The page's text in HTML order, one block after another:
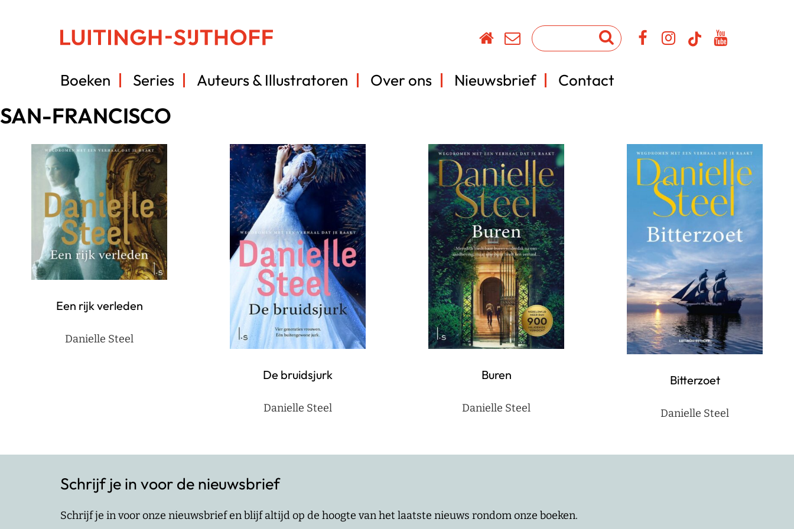
Boeken Series Auteurs & Illustratoren Over ons Nieuwsbrief Contact
SAN-FRANCISCO
Een rijk verleden
Danielle Steel
De bruidsjurk
Danielle Steel
Buren
Danielle Steel
Bitterzoet
Danielle Steel
Schrijf je in voor de nieuwsbrief
Schrijf je in voor onze nieuwsbrief en blijf altijd op de hoogte van het laatste nieuws rondom onze boeken.